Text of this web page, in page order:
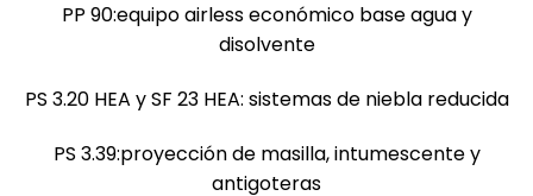
PP 90:equipo airless económico base agua y
disolvente
PS 3.20 HEA y SF 23 HEA: sistemas de niebla reducida
PS 3.39:proyección de masilla, intumescente y
antigoteras